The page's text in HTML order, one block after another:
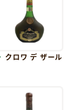
クロワ デ ザール